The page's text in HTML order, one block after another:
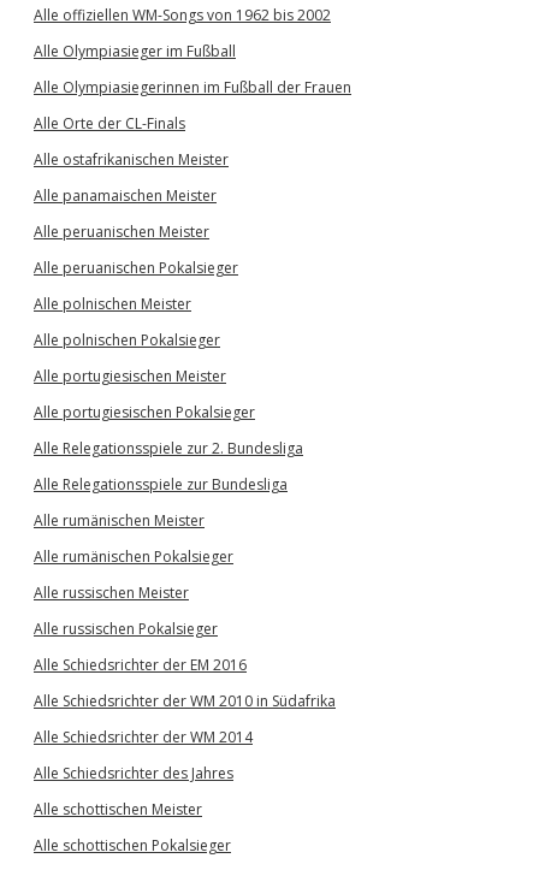
Alle offiziellen WM-Songs von 1962 bis 2002
Alle Olympiasieger im Fußball
Alle Olympiasiegerinnen im Fußball der Frauen
Alle Orte der CL-Finals
Alle ostafrikanischen Meister
Alle panamaischen Meister
Alle peruanischen Meister
Alle peruanischen Pokalsieger
Alle polnischen Meister
Alle polnischen Pokalsieger
Alle portugiesischen Meister
Alle portugiesischen Pokalsieger
Alle Relegationsspiele zur 2. Bundesliga
Alle Relegationsspiele zur Bundesliga
Alle rumänischen Meister
Alle rumänischen Pokalsieger
Alle russischen Meister
Alle russischen Pokalsieger
Alle Schiedsrichter der EM 2016
Alle Schiedsrichter der WM 2010 in Südafrika
Alle Schiedsrichter der WM 2014
Alle Schiedsrichter des Jahres
Alle schottischen Meister
Alle schottischen Pokalsieger